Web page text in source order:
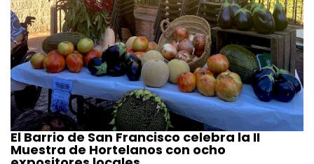
El Barrio de San Francisco celebra la II
Muestra de Hortelanos con ocho